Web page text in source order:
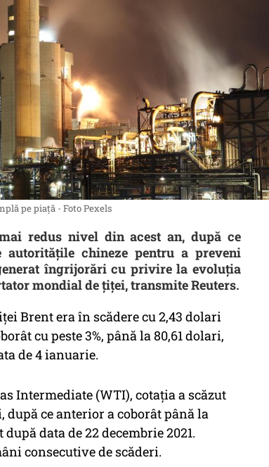
pe piață - Foto Pexels
redus nivel din acest an, după ce
chineze pentru a preveni
îngrijorări cu privire la evoluţia
mondial de ţiţei, transmite Reuters.
Brent era în scădere cu 2,43 dolari
cu peste 3%, până la 80,61 dolari,
de 4 ianuarie.
Intermediate (WTI), cotaţia a scăzut
după ce anterior a coborât până la
data de 22 decembrie 2021.
consecutive de scăderi.